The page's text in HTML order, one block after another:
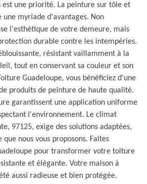
une priorité. La peinture sur tôle et
myriade d'avantages. Non
l'esthétique de votre demeure, mais
durable contre les intempéries.
résistant vaillamment à la
tout en conservant sa couleur et son
Guadeloupe, vous bénéficiez d'une
produits de peinture de haute qualité.
garantissent une application uniforme
l'environnement. Le climat
97125, exige des solutions adaptées,
nous vous proposons. Faites
pour transformer votre toiture
et élégante. Votre maison à
aussi radieuse et bien protégée.